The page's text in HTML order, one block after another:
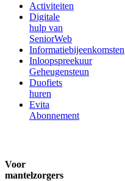
Activiteiten
Digitale
hulp van
SeniorWeb
Informatiebijeenkomsten
Inloopspreekuur
Geheugensteun
Duofiets
huren
Evita
Abonnement
Voor
mantelzorgers